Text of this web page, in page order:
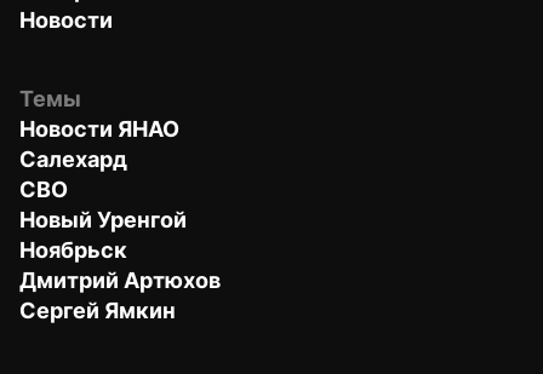
Новости
Темы
Новости ЯНАО
Салехард
СВО
Новый Уренгой
Ноябрьск
Дмитрий Артюхов
Сергей Ямкин